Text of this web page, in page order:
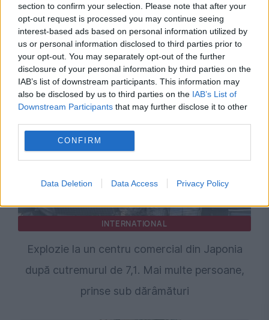
section to confirm your selection. Please note that after your
opt-out request is processed you may continue seeing
interest-based ads based on personal information utilized by
us or personal information disclosed to third parties prior to
your opt-out. You may separately opt-out of the further
disclosure of your personal information by third parties on the
IAB’s list of downstream participants. This information may
also be disclosed by us to third parties on the IAB’s List of
Downstream Participants that may further disclose it to other
CONFIRM
Data Deletion Data Access Privacy Policy
EVENIMENTUL ISTORIC
Fascinanta poveste a Piramidei din Tirana.
Cum a devenit sanctuarul unui dictator
comunist cel mai modern hub cultural
INTERNATIONAL
Explozie la un centru comercial din Japonia
după cutremurul de 7,1. Mai multe persoane,
prinse sub dărâmături